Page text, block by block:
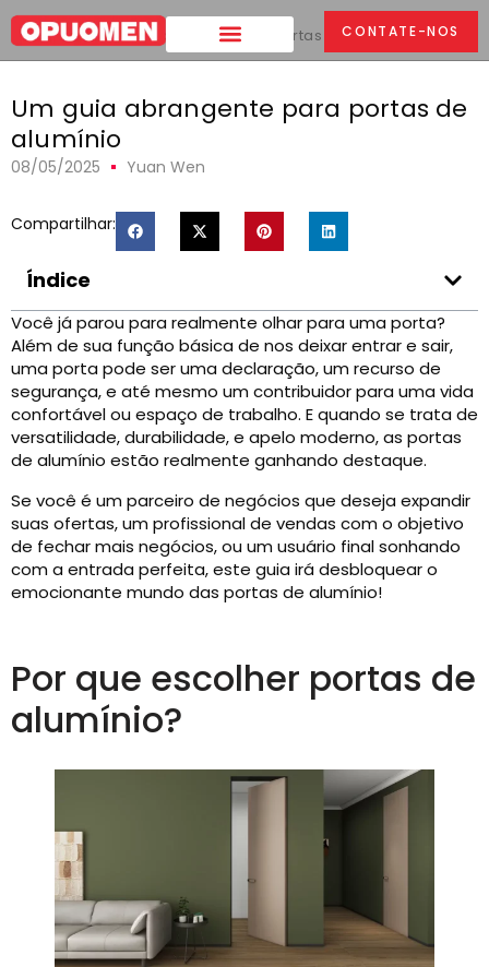
CONTATE-NOS
Lar > Um guia abrangente para portas de alumínio
Um guia abrangente para portas de
alumínio
08/05/2025 Yuan Wen
Compartilhar:
Índice
Você já parou para realmente olhar para uma porta?
Além de sua função básica de nos deixar entrar e sair,
uma porta pode ser uma declaração, um recurso de
segurança, e até mesmo um contribuidor para uma vida
confortável ou espaço de trabalho. E quando se trata de
versatilidade, durabilidade, e apelo moderno, as portas
de alumínio estão realmente ganhando destaque.
Se você é um parceiro de negócios que deseja expandir
suas ofertas, um profissional de vendas com o objetivo
de fechar mais negócios, ou um usuário final sonhando
com a entrada perfeita, este guia irá desbloquear o
emocionante mundo das portas de alumínio!
Por que escolher portas de
alumínio?